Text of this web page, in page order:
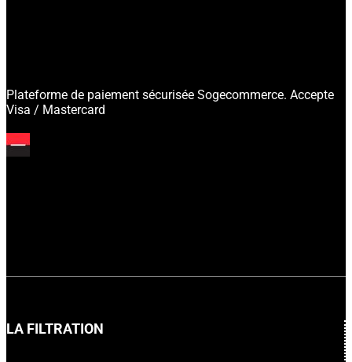
Plateforme de paiement sécurisée Sogecommerce. Accepte
Visa / Mastercard
LA FILTRATION